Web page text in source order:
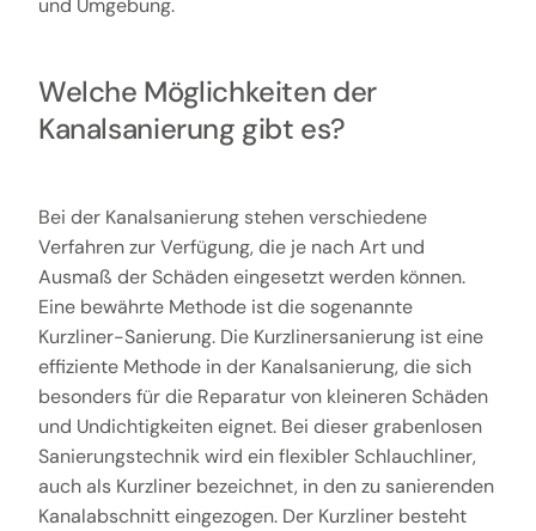
und Umgebung.
Welche Möglichkeiten der
Kanalsanierung gibt es?
Bei der Kanalsanierung stehen verschiedene
Verfahren zur Verfügung, die je nach Art und
Ausmaß der Schäden eingesetzt werden können.
Eine bewährte Methode ist die sogenannte
Kurzliner-Sanierung. Die Kurzlinersanierung ist eine
effiziente Methode in der Kanalsanierung, die sich
besonders für die Reparatur von kleineren Schäden
und Undichtigkeiten eignet. Bei dieser grabenlosen
Sanierungstechnik wird ein flexibler Schlauchliner,
auch als Kurzliner bezeichnet, in den zu sanierenden
Kanalabschnitt eingezogen. Der Kurzliner besteht